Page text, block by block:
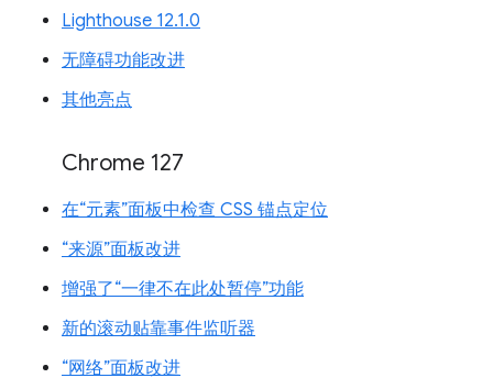
Lighthouse 12.1.0
无障碍功能改进
其他亮点
Chrome 127
在“元素”面板中检查 CSS 锚点定位
“来源”面板改进
增强了“一律不在此处暂停”功能
新的滚动贴靠事件监听器
“网络”面板改进